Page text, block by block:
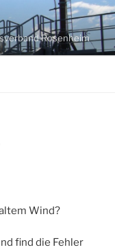
Rosenheim
Wind?
find die Fehler